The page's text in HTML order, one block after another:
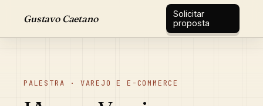
Gustavo Caetano
Solicitar
proposta
PALESTRA · VAREJO E E-COMMERCE